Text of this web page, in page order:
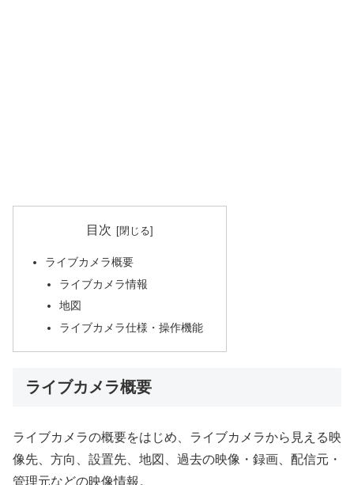
目次
ライブカメラ概要
ライブカメラ情報
地図
ライブカメラ仕様・操作機能
ライブカメラ概要
ライブカメラの概要をはじめ、ライブカメラから見える映
像先、方向、設置先、地図、過去の映像・録画、配信元・
管理元などの映像情報。